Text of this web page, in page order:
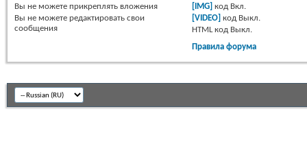
Вы не можете прикреплять вложения
Вы не можете редактировать свои
сообщения
[IMG] код Вкл.
[VIDEO] код Выкл.
HTML код Выкл.
Правила форума